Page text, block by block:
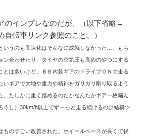
のインプレなのだが、（以下省略→
自転車リンク参照のこと 。）
いうのも高速化はそんなに成就しなかった…。もち
ン合わせたり、タイヤの空気圧も高めのやつにする
とは多いけど、ＢＢ内装ギアのドライブＯＮで走る
いギアで大地や重力や精神をガリガリ削り取るよう
。たしかに重く踏めるのだがなんだかギア一枚噛ん
うし）30km/h以上でずーっと走る続けるのは結構ツ
のすごい改善された。ホイールベースが長くて径